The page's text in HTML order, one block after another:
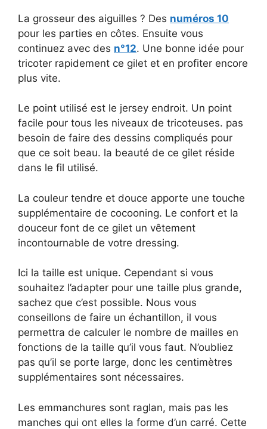
La grosseur des aiguilles ? Des numéros 10
pour les parties en côtes. Ensuite vous
continuez avec des n°12. Une bonne idée pour
tricoter rapidement ce gilet et en profiter encore
plus vite.
Le point utilisé est le jersey endroit. Un point
facile pour tous les niveaux de tricoteuses. pas
besoin de faire des dessins compliqués pour
que ce soit beau. la beauté de ce gilet réside
dans le fil utilisé.
La couleur tendre et douce apporte une touche
supplémentaire de cocooning. Le confort et la
douceur font de ce gilet un vêtement
incontournable de votre dressing.
Ici la taille est unique. Cependant si vous
souhaitez l’adapter pour une taille plus grande,
sachez que c’est possible. Nous vous
conseillons de faire un échantillon, il vous
permettra de calculer le nombre de mailles en
fonctions de la taille qu’il vous faut. N’oubliez
pas qu’il se porte large, donc les centimètres
supplémentaires sont nécessaires.
Les emmanchures sont raglan, mais pas les
manches qui ont elles la forme d’un carré. Cette